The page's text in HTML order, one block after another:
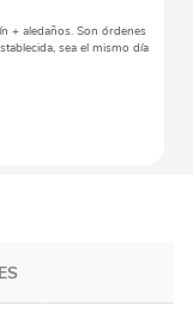
+ aledaños. Son órdenes
sea el mismo día